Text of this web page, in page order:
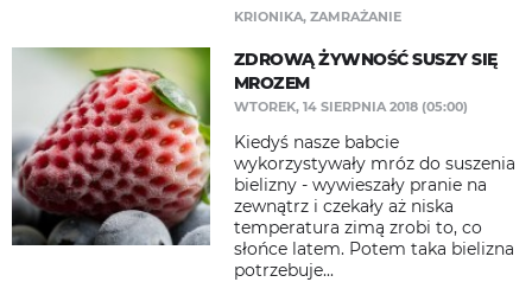
KRIONIKA, ZAMRAŻANIE
ZDROWĄ ŻYWNOŚĆ SUSZY SIĘ
MROZEM
WTOREK, 14 SIERPNIA 2018 (05:00)
Kiedyś nasze babcie
wykorzystywały mróz do suszenia
bielizny - wywieszały pranie na
zewnątrz i czekały aż niska
temperatura zimą zrobi to, co
słońce latem. Potem taka bielizna
potrzebuje...